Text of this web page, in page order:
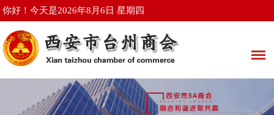
你好！今天是2026年8月6日 星期四